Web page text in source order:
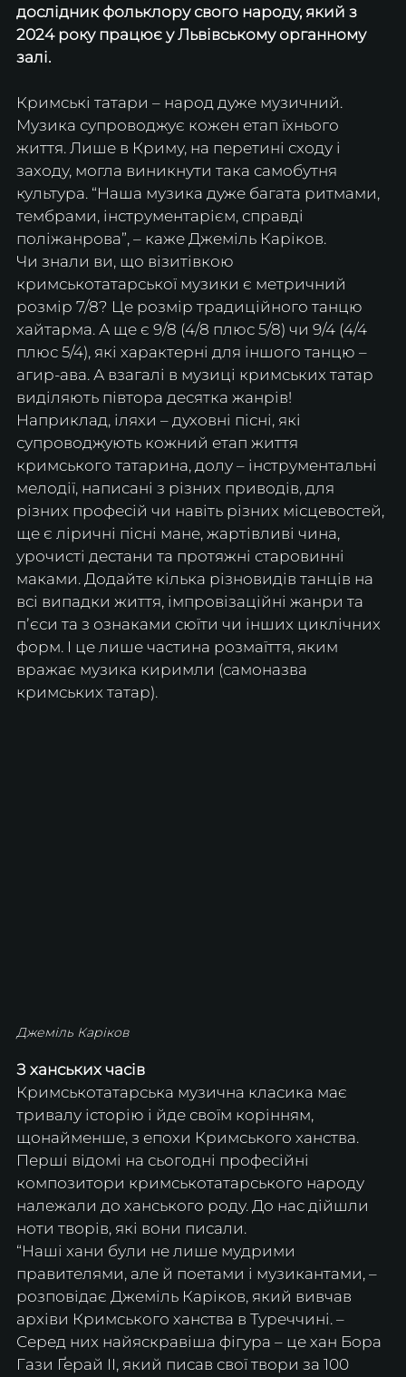
дослідник фольклору свого народу, який з
2024 року працює у Львівському органному
залі.
Кримські татари – народ дуже музичний.
Музика супроводжує кожен етап їхнього
життя. Лише в Криму, на перетині сходу і
заходу, могла виникнути така самобутня
культура. “Наша музика дуже багата ритмами,
тембрами, інструментарієм, справді
поліжанрова”, – каже Джеміль Каріков.
Чи знали ви, що візитівкою
кримськотатарської музики є метричний
розмір 7/8? Це розмір традиційного танцю
хайтарма. А ще є 9/8 (4/8 плюс 5/8) чи 9/4 (4/4
плюс 5/4), які характерні для іншого танцю –
агир-ава. А взагалі в музиці кримських татар
виділяють півтора десятка жанрів!
Наприклад, іляхи – духовні пісні, які
супроводжують кожний етап життя
кримського татарина, долу – інструментальні
мелодії, написані з різних приводів, для
різних професій чи навіть різних місцевостей,
ще є ліричні пісні мане, жартівливі чина,
урочисті дестани та протяжні старовинні
маками. Додайте кілька різновидів танців на
всі випадки життя, імпровізаційні жанри та
пʼєси та з ознаками сюїти чи інших циклічних
форм. І це лише частина розмаїття, яким
вражає музика киримли (самоназва
кримських татар).
Джеміль Каріков
З ханських часів
Кримськотатарська музична класика має
тривалу історію і йде своїм корінням,
щонайменше, з епохи Кримського ханства.
Перші відомі на сьогодні професійні
композитори кримськотатарського народу
належали до ханського роду. До нас дійшли
ноти творів, які вони писали.
“Наші хани були не лише мудрими
правителями, але й поетами і музикантами, –
розповідає Джеміль Каріков, який вивчав
архіви Кримського ханства в Туреччині. –
Серед них найяскравіша фігура – це хан Бора
Гази Ґерай ІІ, який писав свої твори за 100